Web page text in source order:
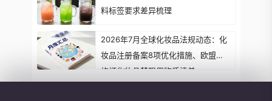
料标签要求差异梳理
2026年7月全球化妆品法规动态：化
妆品注册备案8项优化措施、欧盟拟
修订化妆品禁限用物质清单...